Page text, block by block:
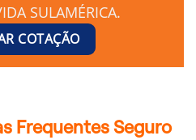
SULAMÉRICA.
COTAÇÃO
Frequentes Seguro